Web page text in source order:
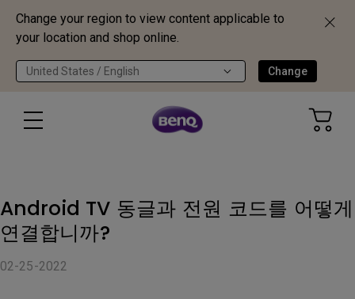
Change your region to view content applicable to
your location and shop online.
United States / English Change
Android TV 동글과 전원 코드를 어떻게
연결합니까?
02-25-2022